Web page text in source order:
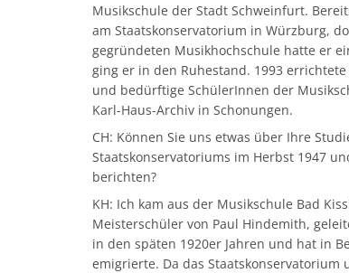
Musikschule der Stadt Schweinfurt.
am Staatskonservatorium in Würzburg,
gegründeten Musikhochschule hatte er
ging er in den Ruhestand. 1993
und bedürftige SchülerInnen der
Karl-Haus-Archiv in Schonungen.
CH: Können Sie uns etwas über Ihre
Staatskonservatoriums im Herbst 1947
berichten?
KH: Ich kam aus der Musikschule Bad
Meisterschüler von Paul Hindemith,
in den späten 1920er Jahren und hat in
emigrierte. Da das